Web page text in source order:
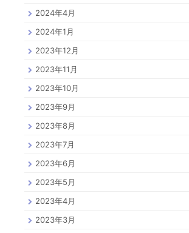
2024年4月
2024年1月
2023年12月
2023年11月
2023年10月
2023年9月
2023年8月
2023年7月
2023年6月
2023年5月
2023年4月
2023年3月